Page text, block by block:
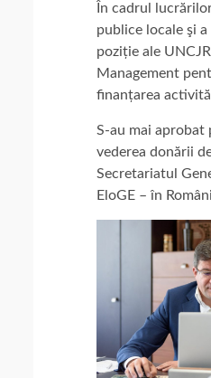
În cadrul
publice locale şi
poziție ale
Management
finanțarea
S-au mai aprobat
vederea donării
Secretariatul
EloGE – în